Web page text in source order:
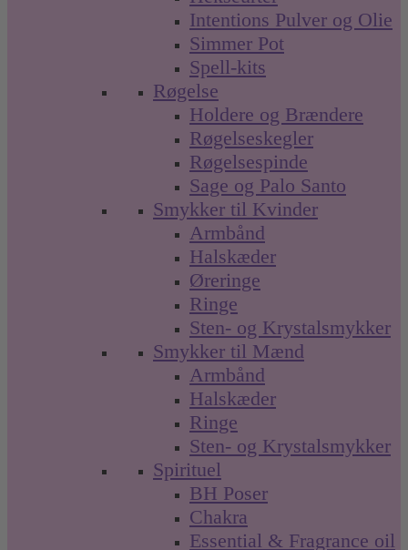
Intentions Pulver og Olie
Simmer Pot
Spell-kits
Røgelse
Holdere og Brændere
Røgelseskegler
Røgelsespinde
Sage og Palo Santo
Smykker til Kvinder
Armbånd
Halskæder
Øreringe
Ringe
Sten- og Krystalsmykker
Smykker til Mænd
Armbånd
Halskæder
Ringe
Sten- og Krystalsmykker
Spirituel
BH Poser
Chakra
Essential & Fragrance oil